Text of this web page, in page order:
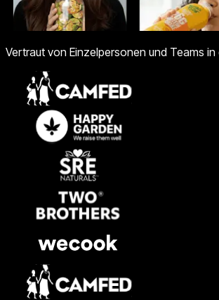
Vertraut von Einzelpersonen und Teams